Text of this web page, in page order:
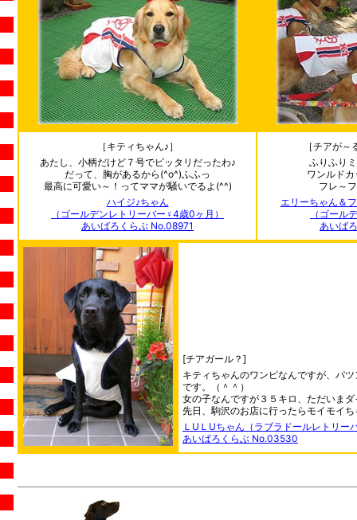
［キティちゃん♪］
あたし、小柄だけど７号でピッタリだったわ♪
だって、胸があるから(^o^)ふふっ
最高に可愛い～！ってママが騒いでるよ(^^)
ハイジ♪ちゃん
（ゴールデンレトリーバー♀4歳0ヶ月）
あいばろくらぶ No.08971
［チアが
ふりふり
ワンルド
フレ～
エリーちゃん＆
（ゴール
あいば
[チアガール？]
キティちゃんのワンピなんですが、パ
です。（＾＾）
女の子なんですが３５キロ、ただいま
先日、駒沢のお店に行ったらモイモイ
ＬUＬUちゃん（ラブラドールレトリー
あいばろくらぶ No.03530